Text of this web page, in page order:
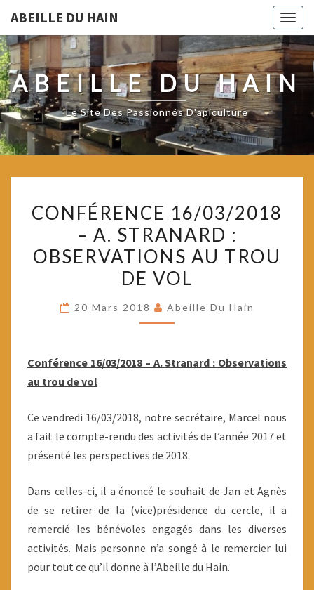
ABEILLE DU HAIN
ABEILLE DU HAIN
Le Site Des Passionnés D'apiculture
16/03/2018
–
A.
STRANARD
OBSERVATIONS
DE
CONFÉRENCE 16/03/2018
– A. STRANARD :
OBSERVATIONS AU TROU
DE VOL
20 Mars 2018 Abeille Du Hain
Conférence 16/03/2018 – A. Stranard : Observations
au trou de vol
Ce vendredi 16/03/2018, notre secrétaire, Marcel nous
a fait le compte-rendu des activités de l’année 2017 et
présenté les perspectives de 2018.
Dans celles-ci, il a énoncé le souhait de Jan et Agnès
de se retirer de la (vice)présidence du cercle, il a
remercié les bénévoles engagés dans les diverses
activités. Mais personne n’a songé à le remercier lui
pour tout ce qu’il donne à l’Abeille du Hain.